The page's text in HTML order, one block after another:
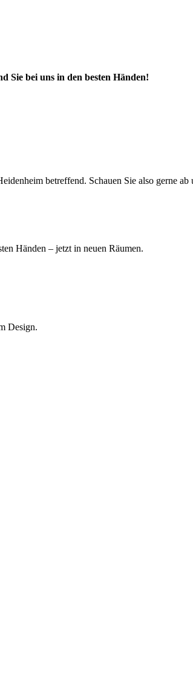
Sie bei uns in den besten Händen!
betreffend. Schauen Sie also gerne
Händen – jetzt in neuen Räumen.
Design.